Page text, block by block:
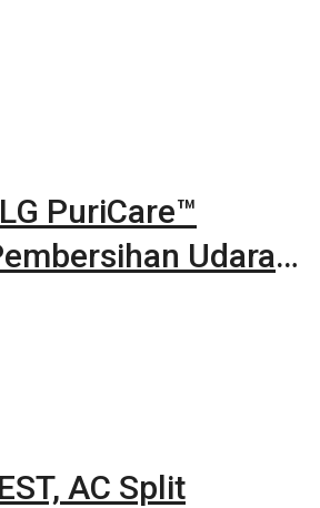
PuriCare™
Udara
AC Split